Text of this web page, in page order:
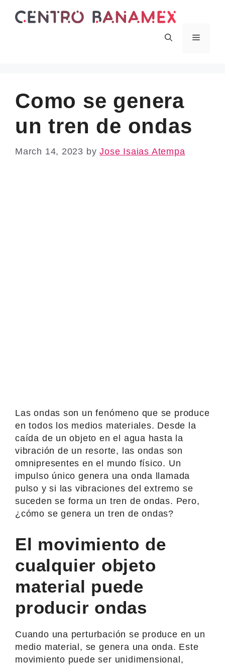
Menu
Como se genera
un tren de ondas
March 14, 2023 byJose Isaias Atempa
Las ondas son un fenómeno que se produce
en todos los medios materiales. Desde la
caída de un objeto en el agua hasta la
vibración de un resorte, las ondas son
omnipresentes en el mundo físico. Un
impulso único genera una onda llamada
pulso y si las vibraciones del extremo se
suceden se forma un tren de ondas. Pero,
¿cómo se genera un tren de ondas?
El movimiento de
cualquier objeto
material puede
producir ondas
Cuando una perturbación se produce en un
medio material, se genera una onda. Este
movimiento puede ser unidimensional,